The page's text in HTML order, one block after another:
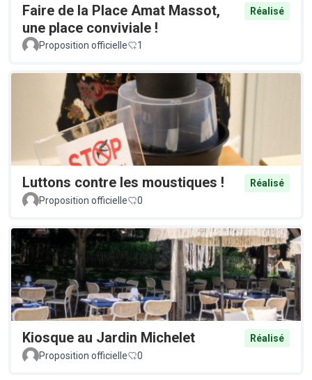
Faire de la Place Amat Massot,
une place conviviale !
Réalisé
Proposition officielle 1
Luttons contre les moustiques !
Réalisé
Proposition officielle
0
Kiosque au Jardin Michelet
Réalisé
Proposition officielle
0